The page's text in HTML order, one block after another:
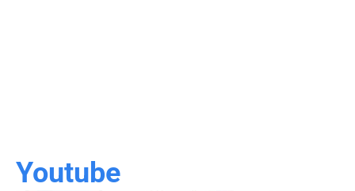
Youtube